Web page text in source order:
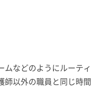
ムなどのようにルーティ
師以外の職員と同じ時間